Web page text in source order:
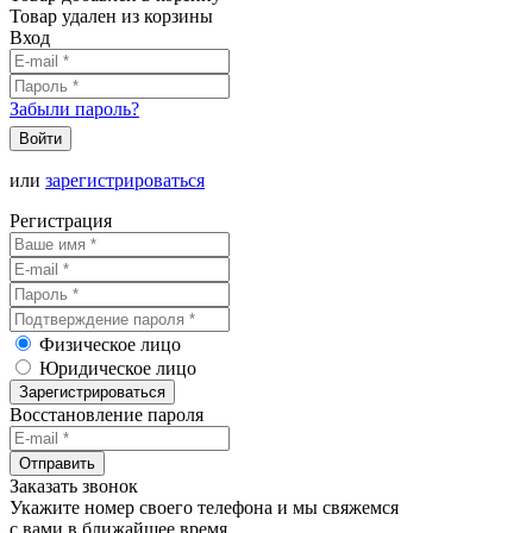
Товар удален из корзины
Вход
Забыли пароль?
Войти
или зарегистрироваться
Регистрация
Физическое лицо
Юридическое лицо
Зарегистрироваться
Восстановление пароля
Отправить
Заказать звонок
Укажите номер своего телефона и мы свяжемся
с вами в ближайшее время.